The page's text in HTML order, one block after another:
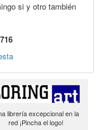
si y otro también
librería excepcional en la
red ¡Pincha el logo!